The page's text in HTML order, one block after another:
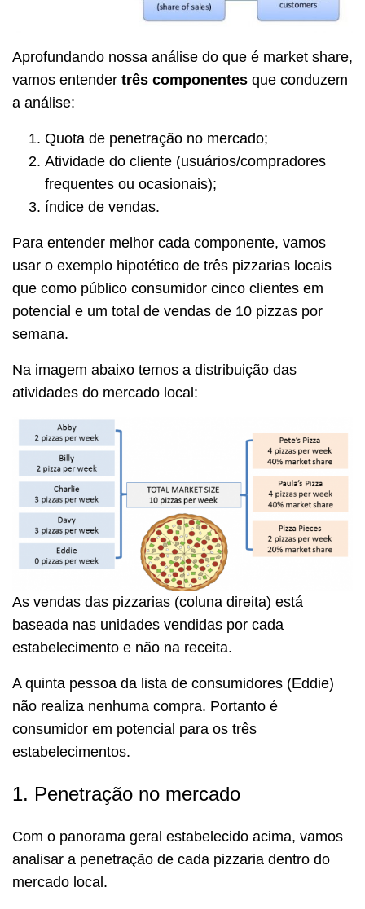
Aprofundando nossa análise do que é market share,
vamos entender três componentes que conduzem
a análise:
Quota de penetração no mercado;
Atividade do cliente (usuários/compradores
frequentes ou ocasionais);
índice de vendas.
Para entender melhor cada componente, vamos
usar o exemplo hipotético de três pizzarias locais
que como público consumidor cinco clientes em
potencial e um total de vendas de 10 pizzas por
semana.
Na imagem abaixo temos a distribuição das
atividades do mercado local:
As vendas das pizzarias (coluna direita) está
baseada nas unidades vendidas por cada
estabelecimento e não na receita.
A quinta pessoa da lista de consumidores (Eddie)
não realiza nenhuma compra. Portanto é
consumidor em potencial para os três
estabelecimentos.
1. Penetração no mercado
Com o panorama geral estabelecido acima, vamos
analisar a penetração de cada pizzaria dentro do
mercado local.